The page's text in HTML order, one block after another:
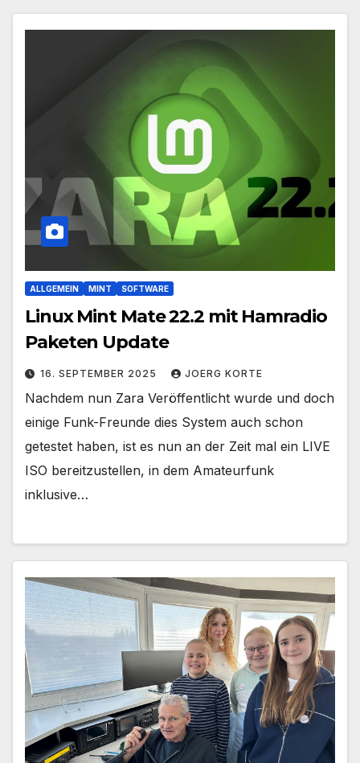
ALLGEMEIN MINT SOFTWARE
Linux Mint Mate 22.2 mit Hamradio
Paketen Update
16. SEPTEMBER 2025 JOERG KORTE
Nachdem nun Zara Veröffentlicht wurde und doch
einige Funk-Freunde dies System auch schon
getestet haben, ist es nun an der Zeit mal ein LIVE
ISO bereitzustellen, in dem Amateurfunk
inklusive…